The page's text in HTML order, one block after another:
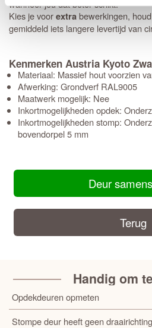
wanneer jou dat beter schikt.
Kies je voorextrabewerkingen,
gemiddeld iets langere levertijd van
Kenmerken Austria Kyoto
Materiaal: Massief hout voorzien
Afwerking: Grondverf RAL9005
Maatwerk mogelijk: Nee
Inkortmogelijkheden opdek:
Inkortmogelijkheden stomp:
bovendorpel 5 mm
Deur
Terug
Handig om
Opdekdeuren opmeten
Stompe deur heeft geen draairichting